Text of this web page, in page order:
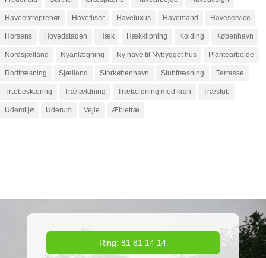
Haveentreprenør Havefliser Haveluxus Havemand Haveservice
Horsens Hovedstaden Hæk Hækklipning Kolding København
Nordsjælland Nyanlægning Ny have til Nybygget hus Plantearbejde
Rodfræsning Sjælland Storkøbenhavn Stubfræsning Terrasse
Træbeskæring Træfældning Træfældning med kran Træstub
Udemiljø Uderum Vejle Æbletræ
Ring: 81 81 14 14